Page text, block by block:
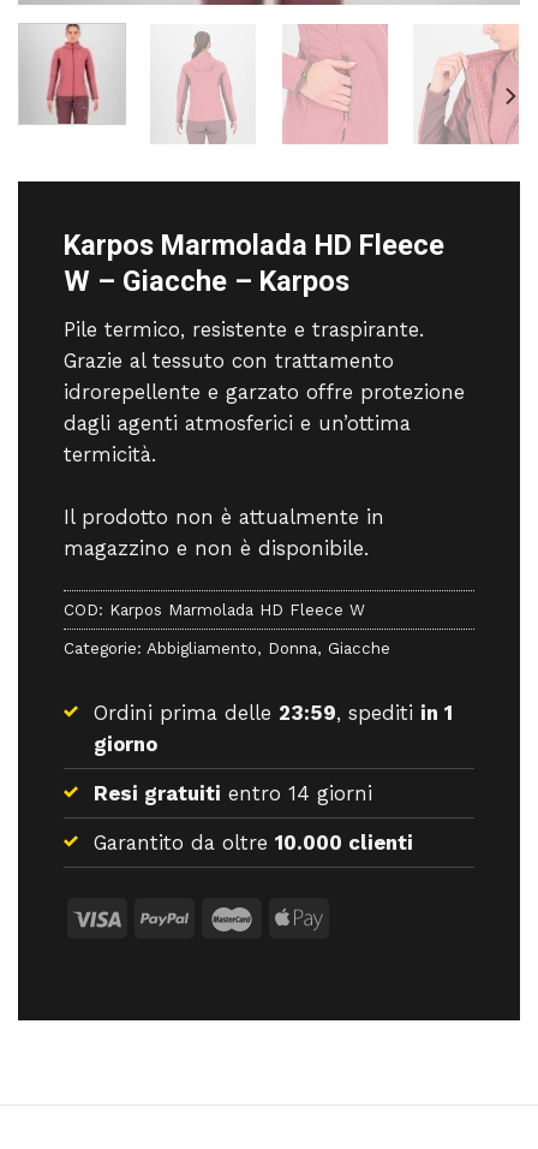
Karpos Marmolada HD Fleece
W – Giacche – Karpos
Pile termico, resistente e traspirante.
Grazie al tessuto con trattamento
idrorepellente e garzato offre protezione
dagli agenti atmosferici e un’ottima
termicità.
Il prodotto non è attualmente in
magazzino e non è disponibile.
COD: Karpos Marmolada HD Fleece W
Categorie: Abbigliamento, Donna, Giacche
Ordini prima delle 23:59, spediti in 1
giorno
Resi gratuiti entro 14 giorni
Garantito da oltre 10.000 clienti